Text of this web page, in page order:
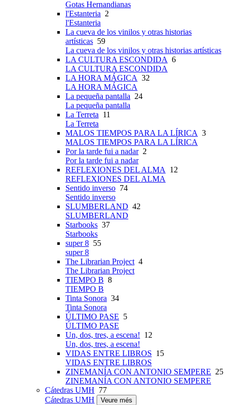
Gotas Hernandianas
l'Estanteria 2
l'Estanteria
La cueva de los vinilos y otras historias
artísticas 59
La cueva de los vinilos y otras historias artísticas
LA CULTURA ESCONDIDA 6
LA CULTURA ESCONDIDA
LA HORA MÁGICA 32
LA HORA MÁGICA
La pequeña pantalla 24
La pequeña pantalla
La Terreta 11
La Terreta
MALOS TIEMPOS PARA LA LÍRICA 3
MALOS TIEMPOS PARA LA LÍRICA
Por la tarde fui a nadar2
Por la tarde fui a nadar
REFLEXIONES DEL ALMA 12
REFLEXIONES DEL ALMA
Sentido inverso 74
Sentido inverso
SLUMBERLAND 42
SLUMBERLAND
Starbooks 37
Starbooks
super 8 55
super 8
The Librarian Project4
The Librarian Project
TIEMPO B 8
TIEMPO B
Tinta Sonora 34
Tinta Sonora
ÚLTIMO PASE 5
ÚLTIMO PASE
Un, dos, tres, a escena! 12
Un, dos, tres, a escena!
VIDAS ENTRE LIBROS 15
VIDAS ENTRE LIBROS
ZINEMANÍA CON ANTONIO SEMPERE 25
ZINEMANÍA CON ANTONIO SEMPERE
Cátedras UMH 77
Cátedras UMH
Veure més